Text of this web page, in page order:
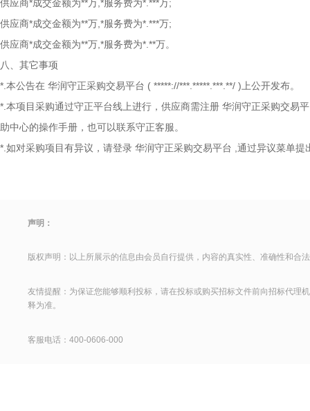
供应商*成交金额为**万,*服务费为*.***万;
供应商*成交金额为**万,*服务费为*.***万;
供应商*成交金额为**万,*服务费为*.**万。
八、其它事项
*.本公告在 华润守正采购交易平台 ( *****://***.*****.***.**/ )上公开发布。
*.本项目采购通过守正平台线上进行，供应商需注册 华润守正采购交易
助中心的操作手册，也可以联系守正客服。
*.如对采购项目有异议，请登录 华润守正采购交易平台 ,通过异议菜单提
声明：
版权声明：以上所展示的信息由会员自行提供，内容的真实性、准确性和合
友情提醒：为保证您能够顺利投标，请在投标或购买招标文件前向招标代理
释为准。
客服电话：400-0606-000